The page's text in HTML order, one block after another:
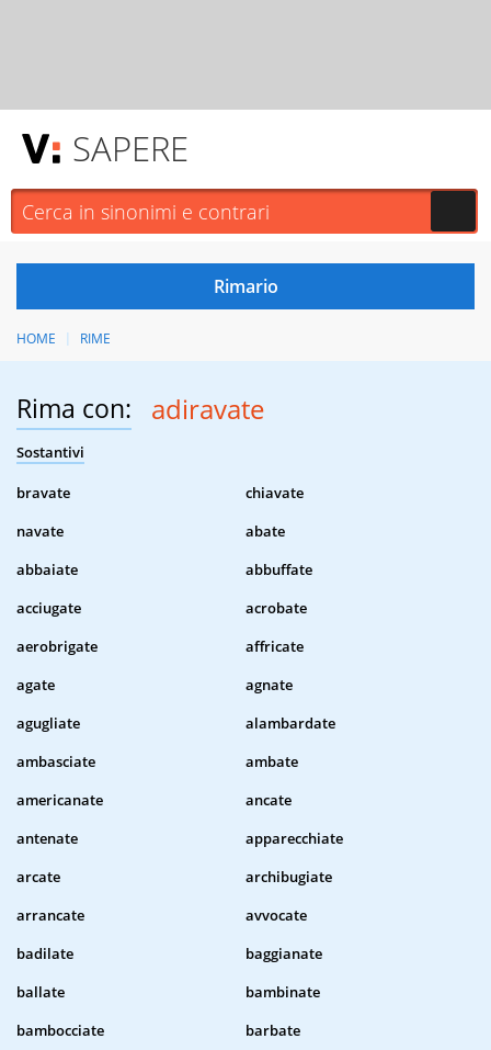
SAPERE
HOME RIME
Rima con: adiravate
Sostantivi
bravate
chiavate
navate
abate
abbaiate
abbuffate
acciugate
acrobate
aerobrigate
affricate
agate
agnate
agugliate
alambardate
ambasciate
ambate
americanate
ancate
antenate
apparecchiate
arcate
archibugiate
arrancate
avvocate
badilate
baggianate
ballate
bambinate
bambocciate
barbate